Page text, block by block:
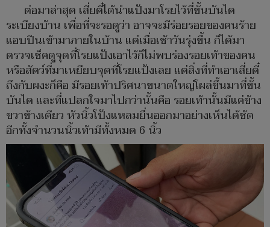
ต่อมาล่าสุด เสี่ยตี๋ได้นำแป้งมาโรยไว้ที่ขั้นบันได
ระเบียงบ้าน เพื่อที่จะรอดูว่า อาจจะมีร่อยรอยของคนร้าย
แอบปีนเข้ามาภายในบ้าน แต่เมื่อเช้าวันรุ่งขึ้น ก็ได้มา
ตรวจเช็คดูจุดที่โรยแป้งเอาไว้ก็ไม่พบร่องรอยเท้าของคน
หรือสัตว์ที่มาเหยียบจุดที่โรยแป้งเลย แต่สิ่งที่ทำเอาเสี่ยตี๋
ถึงกับผงะก็คือ มีรอยเท้าปริศนาขนาดใหญ่โผล่ขึ้นมาที่ขั้น
บันได และที่แปลกใจมาไปกว่านั้นคือ รอยเท้านั้นมีแค่ข้าง
ขวาข้างเดียว หัวนิ้วโป้งแหลมยื่นออกมาอย่างเห็นได้ชัด
อีกทั้งจำนวนนิ้วเท้ามีทั้งหมด 6 นิ้ว